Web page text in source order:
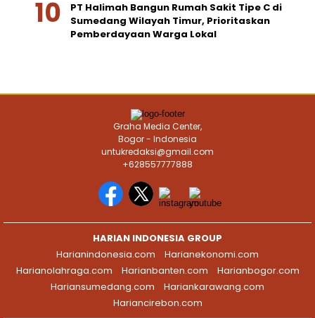
PT Halimah Bangun Rumah Sakit Tipe C di
Sumedang Wilayah Timur, Prioritaskan
Pemberdayaan Warga Lokal
Graha Media Center,
Bogor - Indonesia
untukredaksi@gmail.com
+628557777888
HARIAN INDONESIA GROUP
Harianindonesia.com
Harianekonomi.com
Harianolahraga.com
Harianbanten.com
Harianbogor.com
Hariansumedang.com
Hariankarawang.com
Hariancirebon.com